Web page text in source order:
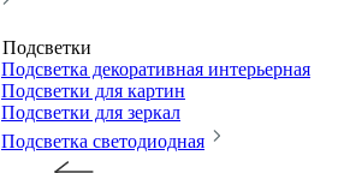
Подсветки
Подсветка декоративная интерьерная
Подсветки для картин
Подсветки для зеркал
Подсветка светодиодная